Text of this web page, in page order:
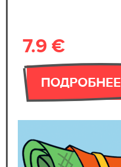
7.9 €
ПОДРОБНЕЕ